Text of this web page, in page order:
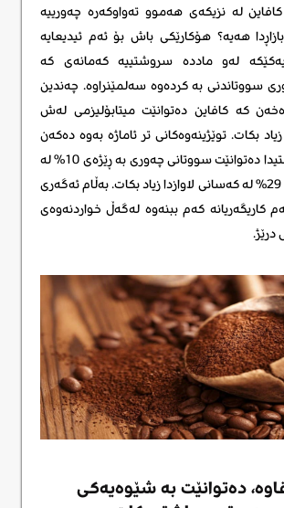
کافاین لە نزیکەی هەموو تەواوکەرە چەورییە
هەیە؟ هۆکارێکی باش بۆ ئەم ئیدیعایە
لەو ماددە سروشتییە کەمانەی کە
سووتاندنی بە کردەوە سەلمێنراوە. چەندین
کە کافاین دەتوانێت میتابۆلیزمی لەش
3-11% زیاد بکات. توێژینەوەکانی تر ئاماژە بەوە دەکەن
کە کافاین لە ڕاستیدا دەتوانێت سووتانی چەوری بە ڕێژەی 10% لە
کەسانی قەڵەو و 29% لە کەسانی لاوازدا زیاد بکات. بەڵام ئەگەری
کاریگەریانە کەم ببنەوە لەگەڵ خواردنەوەی
درێژ.
دەتوانێت بە شێوەیەکی